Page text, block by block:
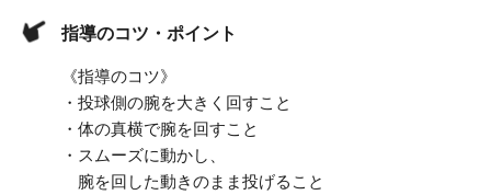
指導のコツ・ポイント
《指導のコツ》
・投球側の腕を大きく回すこと
・体の真横で腕を回すこと
・スムーズに動かし、
腕を回した動きのまま投げること